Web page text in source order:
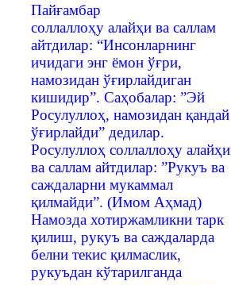
Пайғамбар
соллаллоҳу алайҳи ва саллам
айтдилар: “Инсонларнинг
ичидаги энг ёмон ўғри,
намозидан ўғирлайдиган
кишидир”. Саҳобалар: ”Эй
Росулуллоҳ, намозидан қандай
ўғирлайди” дедилар.
Росулуллоҳ соллаллоҳу алайҳи
ва саллам айтдилар: ”Рукуъ ва
саждаларни мукаммал
қилмайди”. (Имом Аҳмад)
Намозда хотиржамликни тарк
қилиш, рукуъ ва саждаларда
белни текис қилмаслик,
рукуъдан кўтарилганда